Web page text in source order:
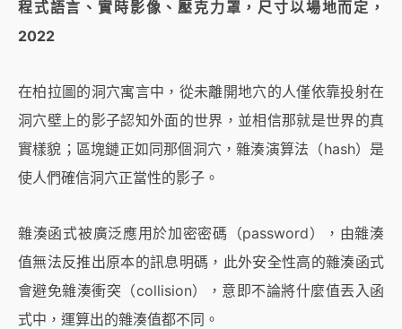
程式語言、實時影像、壓克力罩，尺寸以場地而定，
2022
在柏拉圖的洞穴寓言中，從未離開地穴的人僅依靠投射在
洞穴壁上的影子認知外面的世界，並相信那就是世界的真
實樣貌；區塊鏈正如同那個洞穴，雜湊演算法（hash）是
使人們確信洞穴正當性的影子。
雜湊函式被廣泛應用於加密密碼（password），由雜湊
值無法反推出原本的訊息明碼，此外安全性高的雜湊函式
會避免雜湊衝突（collision），意即不論將什麼值丟入函
式中，運算出的雜湊值都不同。